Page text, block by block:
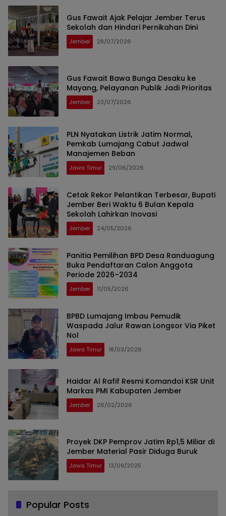
Gus Fawait Ajak Pelajar Jember Terus
Sekolah dan Hindari Pernikahan Dini
Jember 28/07/2026
Gus Fawait Bawa Bunga Desaku ke
Mayang, Pelayanan Publik Jadi Prioritas
Jember 23/07/2026
PLN Nyatakan Listrik Jatim Normal,
Pemkab Lumajang Cabut Jadwal
Manajemen Beban
Jawa Timur 29/06/2026
Cetak Rekor Pelantikan Terbesar, Bupati
Jember Beri Waktu 6 Bulan Kepala
Sekolah Lahirkan Inovasi
Jember 24/05/2026
Panitia Pemilihan BPD Desa Randuagung
Buka Pendaftaran Calon Anggota
Periode 2026–2034
Jember 11/05/2026
BPBD Lumajang Imbau Pemudik
Waspada Jalur Rawan Longsor Via Piket
Nol
Jawa Timur 18/03/2026
Haidar Al Rafif Resmi Komandoi KSR Unit
Markas PMI Kabupaten Jember
Jember 26/02/2026
Proyek DKP Pemprov Jatim Rp1,5 Miliar di
Jember Material Pasir Diduga Buruk
Jawa Timur 13/09/2025
Popular Posts